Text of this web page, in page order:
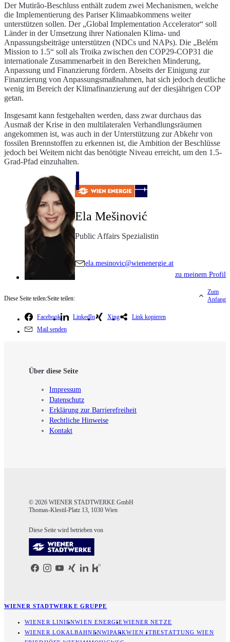
Der Mutirão-Beschluss enthält zudem zwei Mechanismen, welche
die Implementierung des Pariser Klimaabkommens weiter
unterstützen sollen. Der „Global Implementation Accelerator“ soll
Länder in der Umsetzung ihrer Nationalen Klima- und
Anpassungsbeiträge unterstützen (NDCs und NAPs). Die „Belém
Mission to 1.5“ soll als Troika zwischen den COP29-COP31 die
internationale Zusammenarbeit in den Bereichen Minderung,
Anpassung und Finanzierung fördern. Abseits der Einigung zur
Finanzierung von Anpassungsmaßnahmen, hat sich jedoch deutliche
wenig im Bereich der Klimafinanzierung auf der diesjährigen COP
getan.
Insgesamt kann festgehalten werden, dass zwar durchaus das
Ausmaß der Krise in den multilateralen Verhandlungsräumen
angekommen ist, was auch in der Unterstützung zur Abkehr von
fossilen Brennstoffen zu erkennen ist, die Ambition der Beschlüsse
jedoch bei Weitem nicht das benötigte Niveau erreicht, um den 1.5-
Grad-Pfad einzuhalten.
Ela Mešinović
Public Affairs Spezialistin
ela.mesinovic@wienenergie.at
zu meinem Profil
Diese Seite teilen:Seite teilen:
Facebook LinkedIn Xing
Link kopieren
Mail senden
Zum
Anfang
Über diese Seite
Impressum
Datenschutz
Erklärung zur Barrierefreiheit
Rechtliche Hinweise
Kontakt
© 2026 WIENER STADTWERKE GmbH
Thomas-Klestil-Platz 13, 1030 Wien
Diese Seite wird betrieben von
WIENER STADTWERKE GRUPPE
WIENER LINIENWIEN ENERGIEWIENER NETZE
WIENER LOKALBAHNENWIPARKWIEN ITBESTATTUNG WIEN